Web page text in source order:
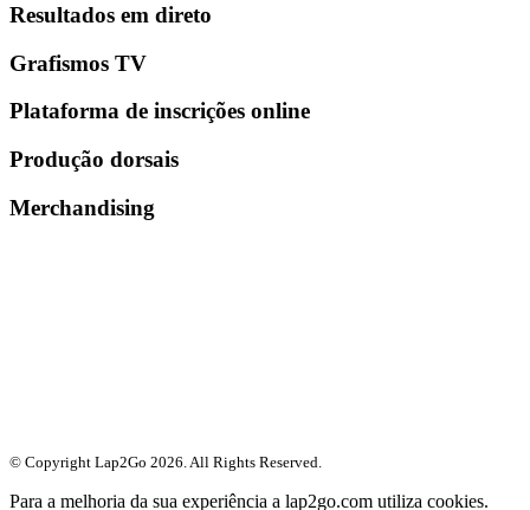
Resultados em direto
Grafismos TV
Plataforma de inscrições online
Produção dorsais
Merchandising
© Copyright Lap2Go 2026. All Rights Reserved.
Para a melhoria da sua experiência a lap2go.com utiliza cookies.